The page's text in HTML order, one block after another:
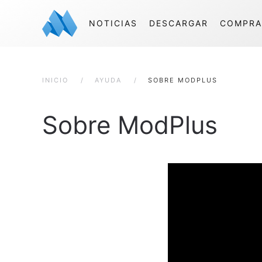
NOTICIAS DESCARGAR
INICIO AYUDA SOBRE MODPLUS
Sobre ModPlus